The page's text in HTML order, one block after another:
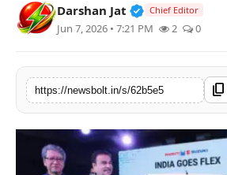
हमारे बारे में
संपर्क करें
Darshan Jat Verified
Chief Editor
Jun 7, 2026 • 7:21 PM 2 0
https://newsbolt.in/s/62b5e5 content_copy